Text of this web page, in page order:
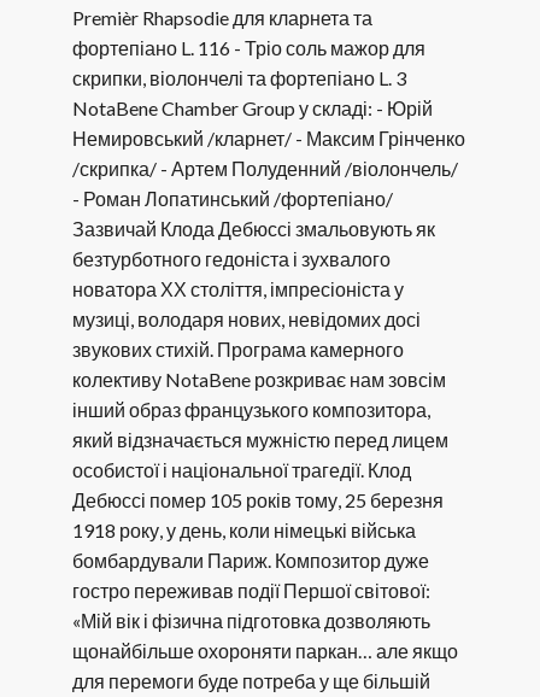
Premièr Rhapsodie для кларнета та
фортепіано L. 116 - Тріо соль мажор для
скрипки, віолончелі та фортепіано L. 3
NotaBene Chamber Group у складі: - Юрій
Немировський /кларнет/ - Максим Грінченко
/скрипка/ - Артем Полуденний /віолончель/
- Роман Лопатинський /фортепіано/
Зазвичай Клода Дебюссі змальовують як
безтурботного гедоніста і зухвалого
новатора ХХ століття, імпресіоніста у
музиці, володаря нових, невідомих досі
звукових стихій. Програма камерного
колективу NotaBene розкриває нам зовсім
інший образ французького композитора,
який відзначається мужністю перед лицем
особистої і національної трагедії. Клод
Дебюссі помер 105 років тому, 25 березня
1918 року, у день, коли німецькі війська
бомбардували Париж. Композитор дуже
гостро переживав події Першої світової:
«Мій вік і фізична підготовка дозволяють
щонайбільше охороняти паркан… але якщо
для перемоги буде потреба у ще більшій